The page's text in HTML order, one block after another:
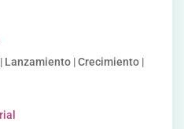
Lanzamiento | Crecimiento |